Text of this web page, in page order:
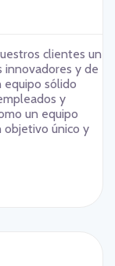
clientes un
innovadores y de
equipo sólido
y
un equipo
objetivo único y